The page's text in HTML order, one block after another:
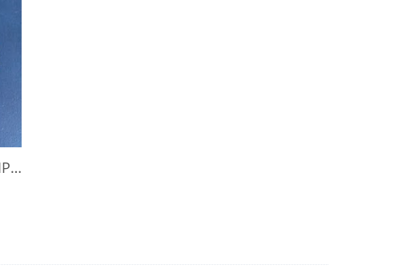
THE CARDBOARD DUNGEON: X-WING SHIP REVIEW - YT-2400 FREIGHTER